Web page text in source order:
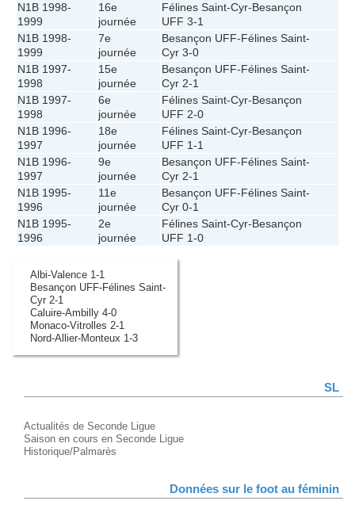
N1B 1998-
1999
16e
journée
Félines Saint-Cyr-Besançon
UFF 3-1
N1B 1998-
1999
7e
journée
Besançon UFF-Félines Saint-
Cyr 3-0
N1B 1997-
1998
15e
journée
Besançon UFF-Félines Saint-
Cyr 2-1
N1B 1997-
1998
6e
journée
Félines Saint-Cyr-Besançon
UFF 2-0
N1B 1996-
1997
18e
journée
Félines Saint-Cyr-Besançon
UFF 1-1
N1B 1996-
1997
9e
journée
Besançon UFF-Félines Saint-
Cyr 2-1
N1B 1995-
1996
11e
journée
Besançon UFF-Félines Saint-
Cyr 0-1
N1B 1995-
1996
2e
journée
Félines Saint-Cyr-Besançon
UFF 1-0
Albi-Valence 1-1
Besançon UFF-Félines Saint-
Cyr 2-1
Caluire-Ambilly 4-0
Monaco-Vitrolles 2-1
Nord-Allier-Monteux 1-3
SL
Actualités de Seconde Ligue
Saison en cours en Seconde Ligue
Historique/Palmarès
Données sur le foot au féminin